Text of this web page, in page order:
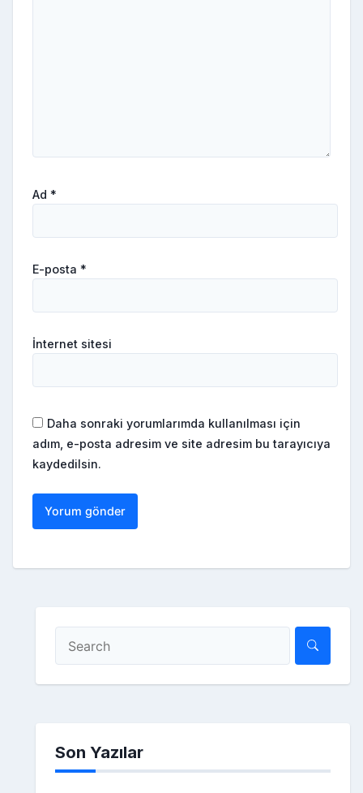
Ad *
E-posta *
İnternet sitesi
Daha sonraki yorumlarımda kullanılması için
adım, e-posta adresim ve site adresim bu tarayıcıya
kaydedilsin.
Son Yazılar